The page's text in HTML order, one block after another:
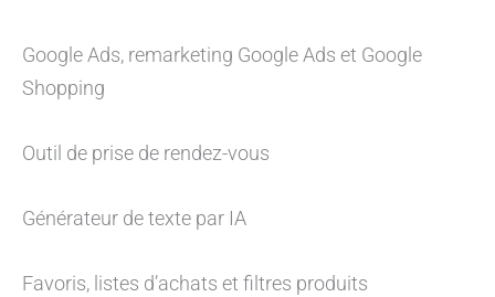
Google Ads, remarketing Google Ads et Google
Shopping
Outil de prise de rendez-vous
Générateur de texte par IA
Favoris, listes d’achats et filtres produits